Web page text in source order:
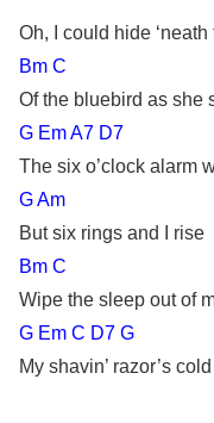
Oh, I could hide
Bm C
Of the bluebird as she
G Em A7 D7
The six o’clock alarm
G Am
But six rings and I rise
Bm C
Wipe the sleep out of
G Em C D7 G
My shavin’ razor’s